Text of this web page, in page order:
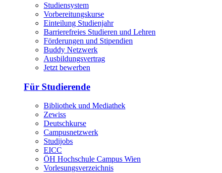
Studiensystem
Vorbereitungskurse
Einteilung Studienjahr
Barrierefreies Studieren und Lehren
Förderungen und Stipendien
Buddy Netzwerk
Ausbildungsvertrag
Jetzt bewerben
Für Studierende
Bibliothek und Mediathek
Zewiss
Deutschkurse
Campusnetzwerk
Studijobs
EICC
ÖH Hochschule Campus Wien
Vorlesungsverzeichnis